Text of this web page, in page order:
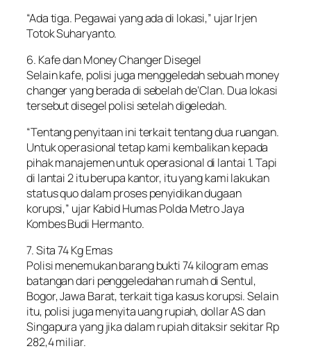
“Ada tiga. Pegawai yang ada di lokasi,” ujar Irjen
Totok Suharyanto.
6. Kafe dan Money Changer Disegel
Selain kafe, polisi juga menggeledah sebuah money
changer yang berada di sebelah de’Clan. Dua lokasi
tersebut disegel polisi setelah digeledah.
“Tentang penyitaan ini terkait tentang dua ruangan.
Untuk operasional tetap kami kembalikan kepada
pihak manajemen untuk operasional di lantai 1. Tapi
di lantai 2 itu berupa kantor, itu yang kami lakukan
status quo dalam proses penyidikan dugaan
korupsi,” ujar Kabid Humas Polda Metro Jaya
Kombes Budi Hermanto.
7. Sita 74 Kg Emas
Polisi menemukan barang bukti 74 kilogram emas
batangan dari penggeledahan rumah di Sentul,
Bogor, Jawa Barat, terkait tiga kasus korupsi. Selain
itu, polisi juga menyita uang rupiah, dollar AS dan
Singapura yang jika dalam rupiah ditaksir sekitar Rp
282,4 miliar.